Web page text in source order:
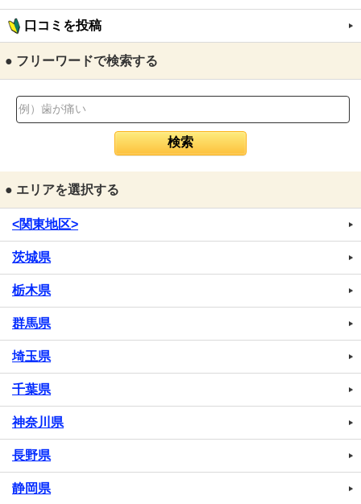
口コミを投稿
● フリーワードで検索する
● エリアを選択する
<関東地区>
茨城県
栃木県
群馬県
埼玉県
千葉県
神奈川県
長野県
静岡県